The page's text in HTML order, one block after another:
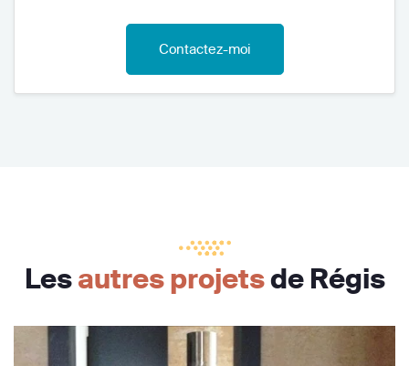
Contactez-moi
Lesautres projetsde Régis